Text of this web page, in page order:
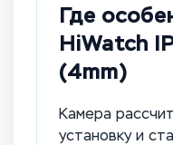
Где
HiWatch
(4mm)
Камера
установку и